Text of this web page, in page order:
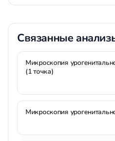
Связанные
Микроскопия
(1 точка)
Микроскопия